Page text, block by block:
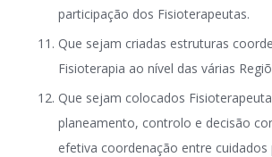
participação dos Fisioterapeutas.
Que sejam criadas estruturas
Fisioterapia ao nível das várias
Que sejam colocados
planeamento, controlo e decisão
efetiva coordenação entre cuidados